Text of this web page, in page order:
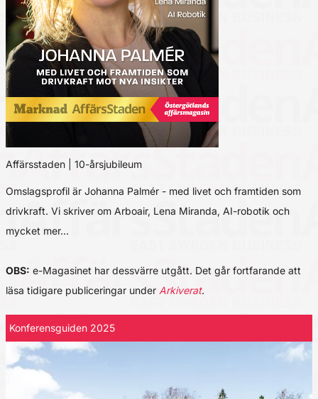
Affärsstaden | 10-årsjubileum
Omslagsprofil är Johanna Palmér - med livet och framtiden som
drivkraft. Vi skriver om Arboair, Lena Miranda, AI-robotik och
mycket mer…
OBS: e-Magasinet har dessvärre utgått. Det går fortfarande att
läsa tidigare publiceringar under Arkiverat.
Konferensguiden 2025